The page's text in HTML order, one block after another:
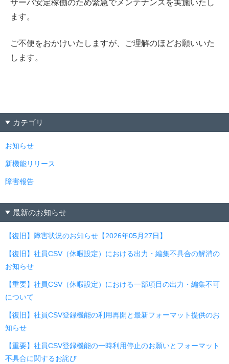
サーバ安定稼働のため緊急でメンテナンスを実施いたし
ます。
ご不便をおかけいたしますが、ご理解のほどお願いいた
します。
カテゴリ
お知らせ
新機能リリース
障害報告
最新のお知らせ
【復旧】障害状況のお知らせ【2026年05月27日】
【復旧】社員CSV（休暇設定）における出力・編集不具合の解消の
お知らせ
【重要】社員CSV（休暇設定）における一部項目の出力・編集不可
について
【復旧】社員CSV登録機能の利用再開と最新フォーマット提供のお
知らせ
【重要】社員CSV登録機能の一時利用停止のお願いとフォーマット
不具合に関するお詫び